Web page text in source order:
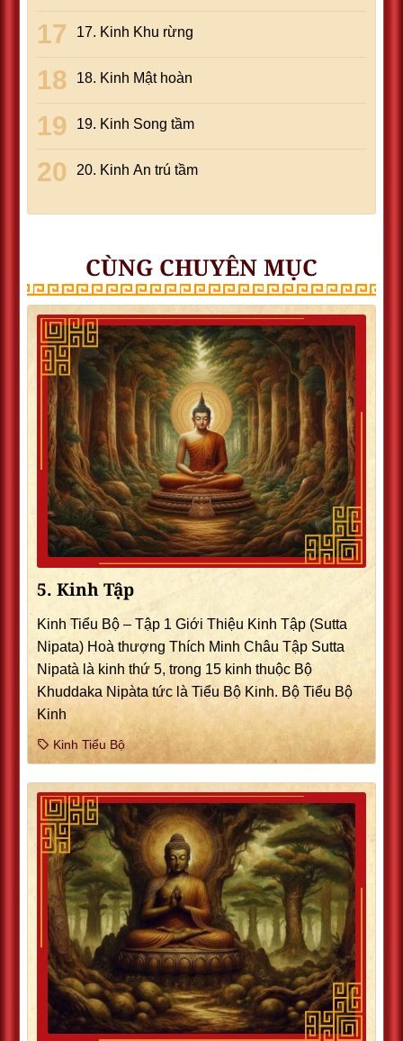
17. Kinh Khu rừng
18. Kinh Mật hoàn
19. Kinh Song tầm
20. Kinh An trú tầm
CÙNG CHUYÊN MỤC
5. Kinh Tập
Kinh Tiểu Bộ – Tập 1 Giới Thiệu Kinh Tập (Sutta
Nipata) Hoà thượng Thích Minh Châu Tập Sutta
Nipatà là kinh thứ 5, trong 15 kinh thuộc Bộ
Khuddaka Nipàta tức là Tiểu Bộ Kinh. Bộ Tiểu Bộ
Kinh
Kinh Tiểu Bộ